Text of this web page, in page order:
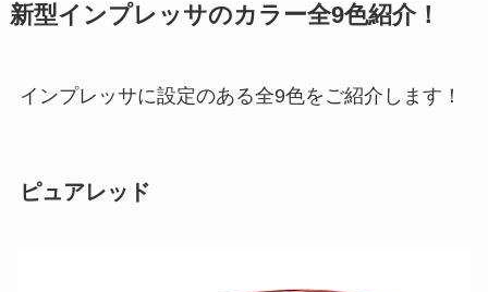
新型インプレッサのカラー全9色紹介！
インプレッサに設定のある全9色をご紹介します！
ピュアレッド